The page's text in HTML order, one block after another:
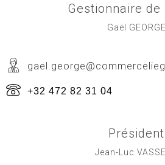
Gestionnaire de
Gaël GEORGE
+32 472 82 31 04
Président
Jean-Luc